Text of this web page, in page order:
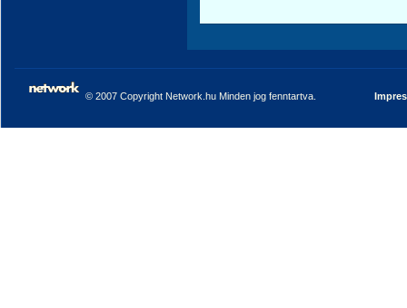
© 2007 Copyright Network.hu Minden jog fenntartva.